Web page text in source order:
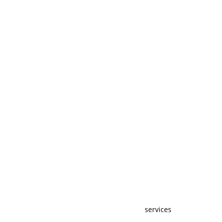
services